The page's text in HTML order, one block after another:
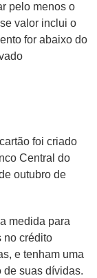
pelo menos o
valor inclui o
for abaixo do
foi criado
Central do
outubro de
medida para
no crédito
e tenham uma
de suas dívidas.